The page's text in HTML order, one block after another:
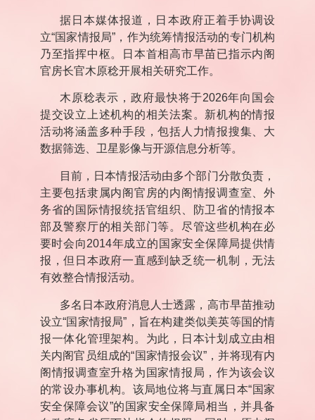
据日本媒体报道，日本政府正着手协调设
立“国家情报局” ，作为统筹情报活动的专门机构
乃至指挥中枢。日本首相高市早苗已指示内阁
官房长官木原稔开展相关研究工作。
木原稔表示，政府最快将于2026年向国会
提交设立上述机构的相关法案。新机构的情报
活动将涵盖多种手段，包括人力情报搜集、大
数据筛选、卫星影像与开源信息分析等。
目前，日本情报活动由多个部门分散负责，
主要包括隶属内阁官房的内阁情报调查室、外
务省的国际情报统括官组织、防卫省的情报本
部及警察厅的相关部门等。尽管这些机构在必
要时会向2014年成立的国家安全保障局提供情
报，但日本政府一直感到缺乏统一机制，无法
有效整合情报活动。
多名日本政府消息人士透露，高市早苗推动
设立“国家情报局” ，旨在构建类似美英等国的情
报一体化管理架构。为此，日本计划成立由相
关内阁官员组成的“国家情报会议”，并将现有内
阁情报调查室升格为国家情报局，作为该会议
的常设办事机构。该局地位将与直属日本“国家
安全保障会议”的国家安全保障局相当，并具备